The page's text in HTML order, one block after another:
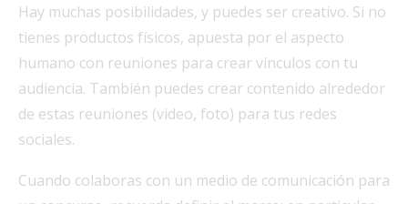
Hay muchas posibilidades, y puedes ser creativo. Si no
tienes productos físicos, apuesta por el aspecto
humano con reuniones para crear vínculos con tu
audiencia. También puedes crear contenido alrededor
de estas reuniones (video, foto) para tus redes
sociales.
Cuando colaboras con un medio de comunicación para